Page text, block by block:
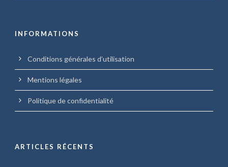
INFORMATIONS
Conditions générales d’utilisation
Mentions légales
Politique de confidentialité
ARTICLES RÉCENTS